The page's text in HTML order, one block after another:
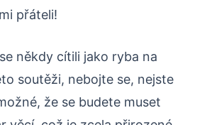
přáteli!
někdy cítili jako ryba na
soutěži, nebojte se, nejste
že se budete muset